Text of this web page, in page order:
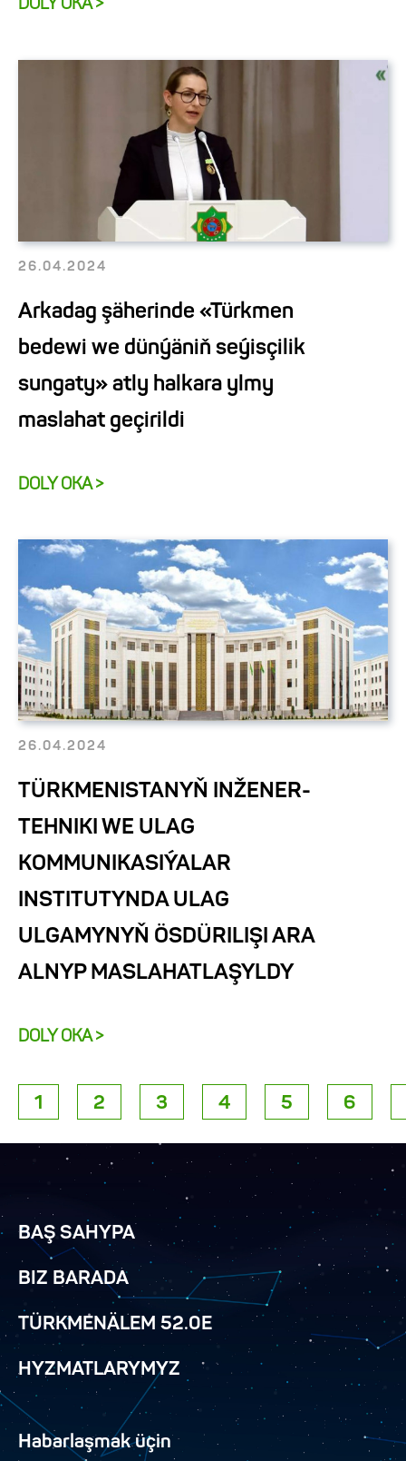
DOLY OKA >
26.04.2024
Arkadag şäherinde «Türkmen
bedewi we dünýäniň seýisçilik
sungaty» atly halkara ylmy
maslahat geçirildi
DOLY OKA >
26.04.2024
TÜRKMENISTANYŇ INŽENER-
TEHNIKI WE ULAG
KOMMUNIKASIÝALAR
INSTITUTYNDA ULAG
ULGAMYNYŇ ÖSDÜRILIŞI ARA
ALNYP MASLAHATLAŞYLDY
DOLY OKA >
1 2 3 4 5 6
BAŞ SAHYPA
BIZ BARADA
TÜRKMENÄLEM 52.0E
HYZMATLARYMYZ
Habarlaşmak üçin